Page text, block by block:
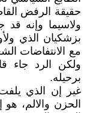
حقيقة الرفض
ولاسيما وإنه
بزشکيان الذي
مع الانتفاضات
ولکن الرد جاء
برحيله.
غير إن الذي
الحزن والالم،